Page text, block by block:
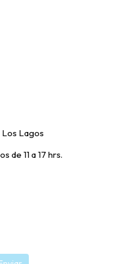
Lagos
de 11 a 17 hrs.